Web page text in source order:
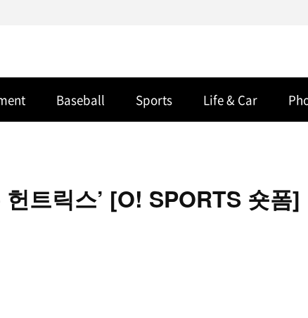
Baseball Sports Life & Car
트릭스’ [O! SPORTS 숏폼]